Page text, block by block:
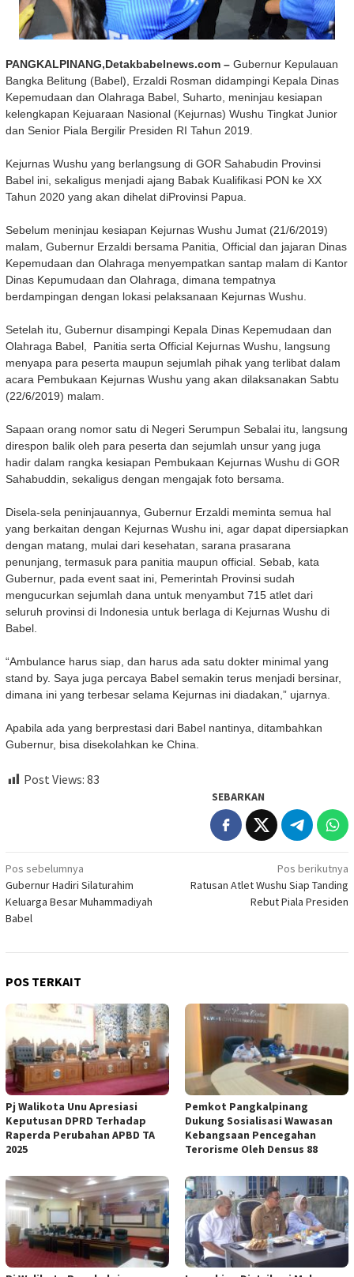
PANGKALPINANG,Detakbabelnews.com – Gubernur Kepulauan
Bangka Belitung (Babel), Erzaldi Rosman didampingi Kepala Dinas
Kepemudaan dan Olahraga Babel, Suharto, meninjau kesiapan
kelengkapan Kejuaraan Nasional (Kejurnas) Wushu Tingkat Junior
dan Senior Piala Bergilir Presiden RI Tahun 2019.
Kejurnas Wushu yang berlangsung di GOR Sahabudin Provinsi
Babel ini, sekaligus menjadi ajang Babak Kualifikasi PON ke XX
Tahun 2020 yang akan dihelat diProvinsi Papua.
Sebelum meninjau kesiapan Kejurnas Wushu Jumat (21/6/2019)
malam, Gubernur Erzaldi bersama Panitia, Official dan jajaran Dinas
Kepemudaan dan Olahraga menyempatkan santap malam di Kantor
Dinas Kepumudaan dan Olahraga, dimana tempatnya
berdampingan dengan lokasi pelaksanaan Kejurnas Wushu.
Setelah itu, Gubernur disampingi Kepala Dinas Kepemudaan dan
Olahraga Babel, Panitia serta Official Kejurnas Wushu, langsung
menyapa para peserta maupun sejumlah pihak yang terlibat dalam
acara Pembukaan Kejurnas Wushu yang akan dilaksanakan Sabtu
(22/6/2019) malam.
Sapaan orang nomor satu di Negeri Serumpun Sebalai itu, langsung
direspon balik oleh para peserta dan sejumlah unsur yang juga
hadir dalam rangka kesiapan Pembukaan Kejurnas Wushu di GOR
Sahabuddin, sekaligus dengan mengajak foto bersama.
Disela-sela peninjauannya, Gubernur Erzaldi meminta semua hal
yang berkaitan dengan Kejurnas Wushu ini, agar dapat dipersiapkan
dengan matang, mulai dari kesehatan, sarana prasarana
penunjang, termasuk para panitia maupun official. Sebab, kata
Gubernur, pada event saat ini, Pemerintah Provinsi sudah
mengucurkan sejumlah dana untuk menyambut 715 atlet dari
seluruh provinsi di Indonesia untuk berlaga di Kejurnas Wushu di
Babel.
“Ambulance harus siap, dan harus ada satu dokter minimal yang
stand by. Saya juga percaya Babel semakin terus menjadi bersinar,
dimana ini yang terbesar selama Kejurnas ini diadakan,” ujarnya.
Apabila ada yang berprestasi dari Babel nantinya, ditambahkan
Gubernur, bisa disekolahkan ke China.
Post Views: 83
SEBARKAN
Navigasi
pos
Pos sebelumnya
Gubernur Hadiri Silaturahim
Keluarga Besar Muhammadiyah
Babel
Pos berikutnya
Ratusan Atlet Wushu Siap Tanding
Rebut Piala Presiden
POS TERKAIT
Pj Walikota Unu Apresiasi
Keputusan DPRD Terhadap
Raperda Perubahan APBD TA
2025
Pemkot Pangkalpinang
Dukung Sosialisasi Wawasan
Kebangsaan Pencegahan
Terorisme Oleh Densus 88